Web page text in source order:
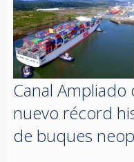
Canal Ampliado
nuevo récord
de buques